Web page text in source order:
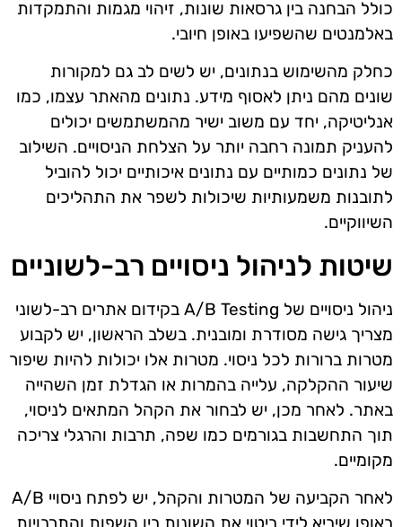
כולל הבחנה בין גרסאות שונות, זיהוי מגמות והתמקדות
באלמנטים שהשפיעו באופן חיובי.
כחלק מהשימוש בנתונים, יש לשים לב גם למקורות
שונים מהם ניתן לאסוף מידע. נתונים מהאתר עצמו, כמו
אנליטיקה, יחד עם משוב ישיר מהמשתמשים יכולים
להעניק תמונה רחבה יותר על הצלחת הניסויים. השילוב
של נתונים כמותיים עם נתונים איכותיים יכול להוביל
לתובנות משמעותיות שיכולות לשפר את התהליכים
השיווקיים.
שיטות לניהול ניסויים רב-לשוניים
ניהול ניסויים של A/B Testing בקידום אתרים רב-לשוני
מצריך גישה מסודרת ומובנית. בשלב הראשון, יש לקבוע
מטרות ברורות לכל ניסוי. מטרות אלו יכולות להיות שיפור
שיעור ההקלקה, עלייה בהמרות או הגדלת זמן השהייה
באתר. לאחר מכן, יש לבחור את הקהל המתאים לניסוי,
תוך התחשבות בגורמים כמו שפה, תרבות והרגלי צריכה
מקומיים.
לאחר הקביעה של המטרות והקהל, יש לפתח ניסויי A/B